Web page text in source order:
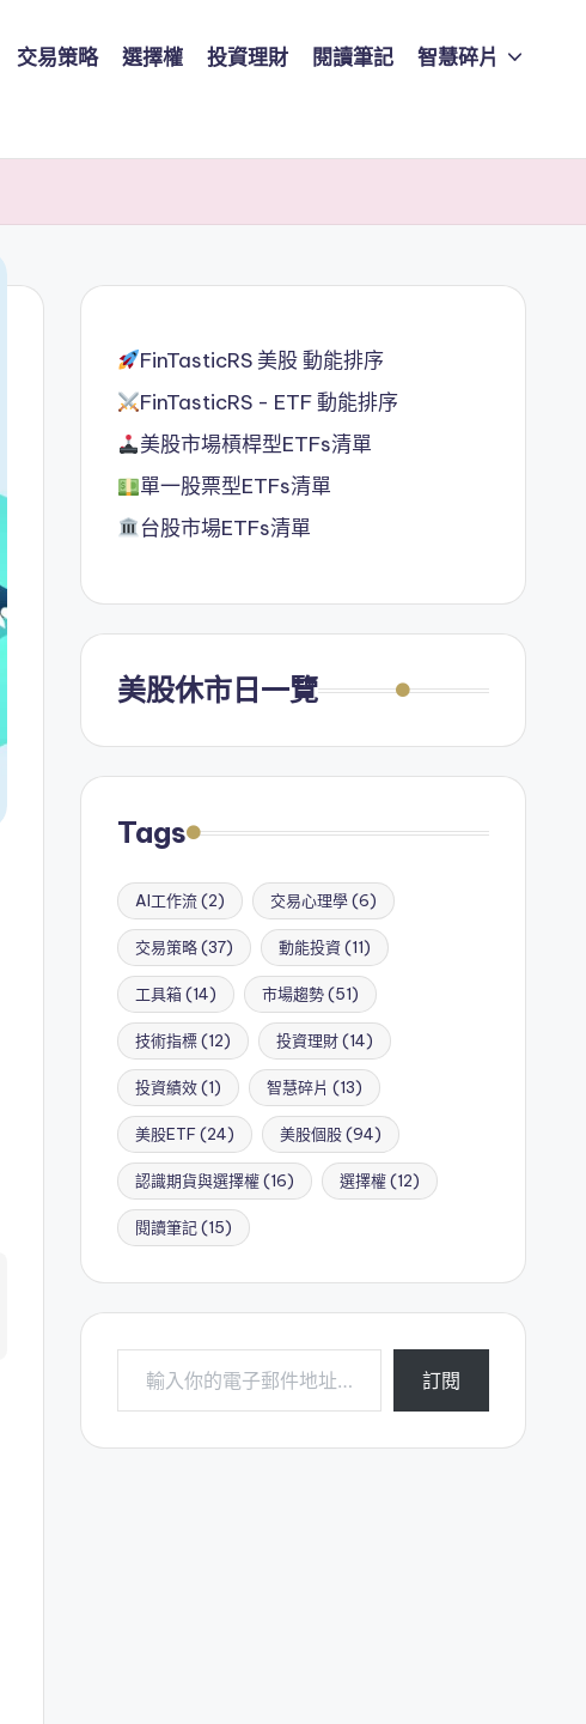
交易策略 選擇權 投資理財 閱讀筆記 智慧碎片
FinTasticRS 美股 動能排序
FinTasticRS - ETF 動能排序
美股市場槓桿型ETFs清單
單一股票型ETFs清單
台股市場ETFs清單
美股休市日一覽
Tags
AI工作流(2) 交易心理學(6)
交易策略(37) 動能投資(11)
工具箱(14) 市場趨勢(51)
技術指標(12) 投資理財(14)
投資績效(1) 智慧碎片 (13)
美股ETF(24) 美股個股(94)
認識期貨與選擇權(16) 選擇權(12)
閱讀筆記(15)
輸入你的電子郵件地址…
訂閱